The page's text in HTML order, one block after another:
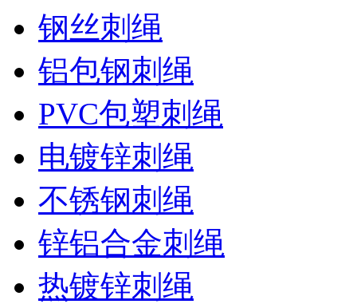
钢丝刺绳
铝包钢刺绳
PVC包塑刺绳
电镀锌刺绳
不锈钢刺绳
锌铝合金刺绳
热镀锌刺绳